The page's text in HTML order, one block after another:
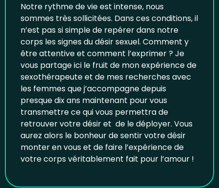
Notre rythme de vie est intense, nous
sommes très sollicitées. Dans ces conditions, il
n’est pas si simple de repérer dans notre
corps les signes du désir sexuel. Comment y
être attentive et comment l’exprimer ? Je
vous partage ici le fruit de mon expérience de
sexothérapeute et de mes recherches avec
les femmes que j’accompagne depuis
presque dix ans maintenant pour vous
transmettre ce qui vous permettra de
retrouver votre désir et de le déployer. Vous
aurez alors le bonheur de sentir votre désir
monter en vous et de faire l’expérience de
votre corps véritablement fait pour l’amour !